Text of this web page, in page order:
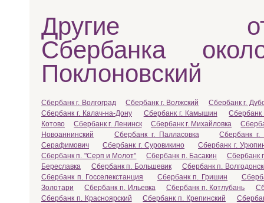
Другие
Сбербанка
Поклоновский
Сбербанк г. Волгоград Сбербанк г. Волжский
Сбербанк г.
Сбербанк г. Калач-на-Дону
Сбербанк г. Камышин
Сбербанк
Котово
Сбербанк г. Ленинск Сбербанк г. Михайловка
Новоаннинский
Сбербанк г. Палласовка
Сбербанк
Серафимович
Сбербанк г. Суровикино
Сбербанк г.
Сбербанк п. "Серп и Молот"
Сбербанк п. Басакин
Сбербанк
Береславка
Сбербанк п. Большевик
Сбербанк п.
Сбербанк п. Госселекстанция
Сбербанк п. Гришин
Золотари
Сбербанк п. Ильевка Сбербанк п. Котлубань
Сбербанк п. Красноярский
Сбербанк п. Крепинский